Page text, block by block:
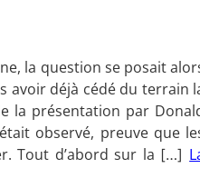
la question se posait
avoir déjà cédé du terrain
la présentation par
observé, preuve que
Tout d’abord sur la […]